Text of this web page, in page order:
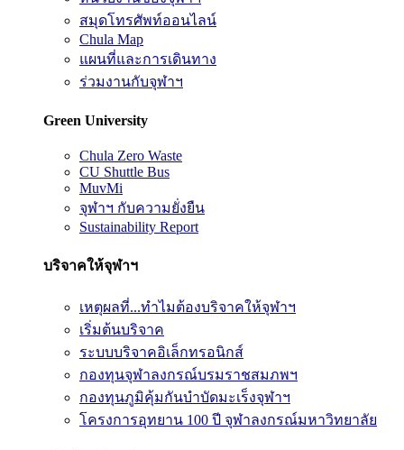
สมุดโทรศัพท์ออนไลน์
Chula Map
แผนที่และการเดินทาง
ร่วมงานกับจุฬาฯ
Green University
Chula Zero Waste
CU Shuttle Bus
MuvMi
จุฬาฯ กับความยั่งยืน
Sustainability Report
บริจาคให้จุฬาฯ
เหตุผลที่...ทำไมต้องบริจาคให้จุฬาฯ
เริ่มต้นบริจาค
ระบบบริจาคอิเล็กทรอนิกส์
กองทุนจุฬาลงกรณ์บรมราชสมภพฯ
กองทุนภูมิคุ้มกันบำบัดมะเร็งจุฬาฯ
โครงการอุทยาน 100 ปี จุฬาลงกรณ์มหาวิทยาลัย